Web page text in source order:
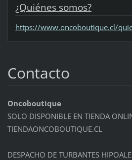
¿Quiénes somos?
https://www.oncoboutique.cl/
Contacto
Oncoboutique
SOLO DISPONIBLE EN TIENDA
TIENDAONCOBOUTIQUE.CL
DESPACHO DE TURBANTES